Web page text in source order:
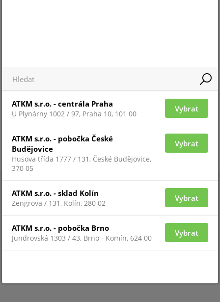
ATKM s.r.o. - centrála Praha
U Plynárny 1002 / 97, Praha 10, 101 00
Vybrat
ATKM s.r.o. - pobočka České
Budějovice
Husova třída 1777 / 131, České Budějovice,
370 05
Vybrat
ATKM s.r.o. - sklad Kolín
Zengrova / 131, Kolín, 280 02
Vybrat
ATKM s.r.o. - pobočka Brno
Jundrovská 1303 / 43, Brno - Komín, 624 00
Vybrat